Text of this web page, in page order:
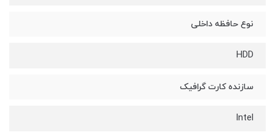
نوع حافظه داخلی
HDD
سازنده کارت گرافیک
Intel